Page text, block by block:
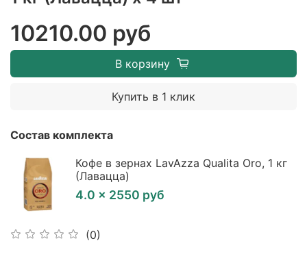
(0)
10210.00 руб
В корзину
Купить в 1 клик
Состав комплекта
Кофе в зернах LavAzza Qualita Oro, 1 кг
(Лавацца)
4.0 × 2550 руб